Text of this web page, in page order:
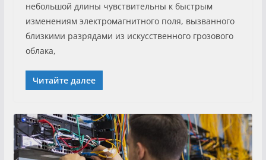
небольшой длины чувствительны к быстрым
изменениям электромагнитного поля, вызванного
близкими разрядами из искусственного грозового
облака,
Читайте далее